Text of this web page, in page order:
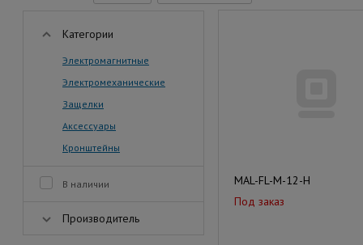
Категории
Электромагнитные
Электромеханические
Защелки
Аксессуары
Кронштейны
В наличии
Производитель
MAL-FL-М-12-H
Под заказ